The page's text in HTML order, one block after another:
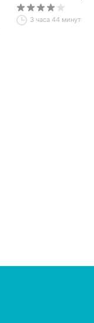
3 часа 44 минуты